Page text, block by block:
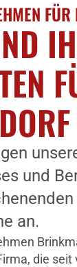
FÜR
und
an.
die seit